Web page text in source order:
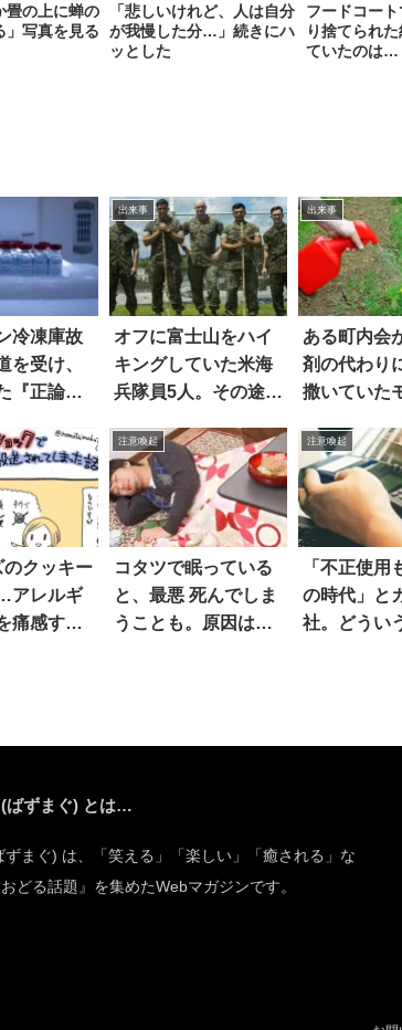
畳の上に蝉の
」写真を見る
「悲しいけれど、人は自分
が我慢した分…」続きにハ
ッとした
フードコー
り捨てられ
ていたのは…
冷凍庫故
を受け、
『正論』
出来事
オフに富士山をハイ
キングしていた米海
兵隊員5人。その途中
出来事
ある町内会
剤の代わり
撒いていた
のクッキー
アレルギ
痛感する
注意喚起
コタツで眠っている
と、最悪 死んでしま
うことも。原因は…
注意喚起
「不正使用
の時代」と
社。どうい
ばずまぐ) とは…
ずまぐ) は、「笑える」「楽しい」「癒される」な
どる話題』を集めたWebマガジンです。